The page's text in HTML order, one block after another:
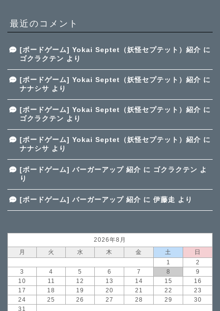
最近のコメント
[ボードゲーム] Yokai Septet（妖怪セプテット）紹介 に
ゴクラクテン より
[ボードゲーム] Yokai Septet（妖怪セプテット）紹介 に
ナナシサ より
[ボードゲーム] Yokai Septet（妖怪セプテット）紹介 に
ゴクラクテン より
[ボードゲーム] Yokai Septet（妖怪セプテット）紹介 に
ナナシサ より
[ボードゲーム] バーガーアップ 紹介 に ゴクラクテン よ
り
[ボードゲーム] バーガーアップ 紹介 に 伊藤走 より
2026年8月
月
火 水 木 金 土
日
1
2
3
4 5 6 7 8
9
10
11 12 13 14 15
16
17
18 19 20 21 22
23
24
25 26 27 28 29
30
31